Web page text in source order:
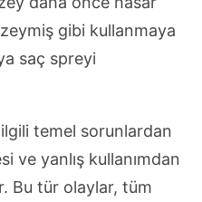
gibi kullanmaya
saç spreyi
temel sorunlardan
ve yanlış kullanımdan
Bu tür olaylar, tüm